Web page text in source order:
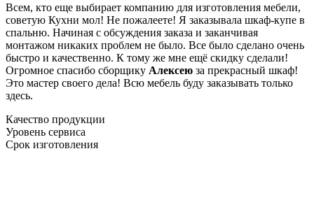
Всем, кто еще выбирает компанию для изготовления мебели,
советую Кухни мол! Не пожалеете! Я заказывала шкаф-купе в
спальню. Начиная с обсуждения заказа и заканчивая
монтажом никаких проблем не было. Все было сделано очень
быстро и качественно. К тому же мне ещё скидку сделали!
Огромное спасибо сборщику Алексею за прекрасный шкаф!
Это мастер своего дела! Всю мебель буду заказывать только
здесь.
Качество продукции
Уровень сервиса
Срок изготовления